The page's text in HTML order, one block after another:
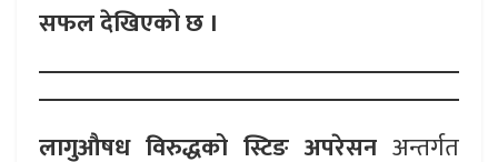
सफल देखिएको छ ।
लागुऔषध विरुद्धको स्टिङ अपरेसन अन्तर्गत